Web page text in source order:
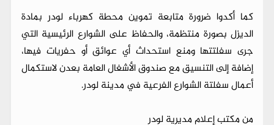
كما أكدوا ضرورة متابعة تموين محطة كهرباء لودر بمادة
الديزل بصورة منتظمة، والحفاظ على الشوارع الرئيسية التي
جرى سفلتتها ومنع استحداث أي عوائق أو حفريات فيها،
إضافة إلى التنسيق مع صندوق الأشغال العامة بعدن لاستكمال
أعمال سفلتة الشوارع الفرعية في مدينة لودر.
من مكتب إعلام مديرية لودر